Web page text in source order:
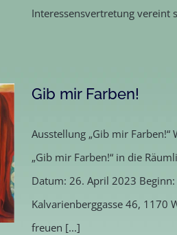
Interessensvertretung vereint
Gib mir Farben!
Ausstellung „Gib mir
„Gib mir Farben!“ in die
Datum: 26. April 2023
Kalvarienberggasse 46, 1170
freuen [...]